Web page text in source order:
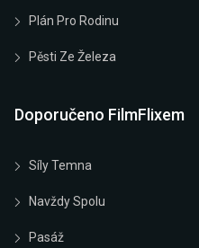
Plán Pro Rodinu
Pěsti Ze Železa
Doporučeno FilmFlixem
Síly Temna
Navždy Spolu
Pasáž